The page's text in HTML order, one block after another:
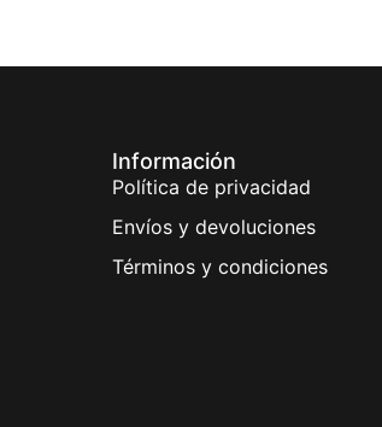
Información
Política de privacidad
Envíos y devoluciones
Términos y condiciones